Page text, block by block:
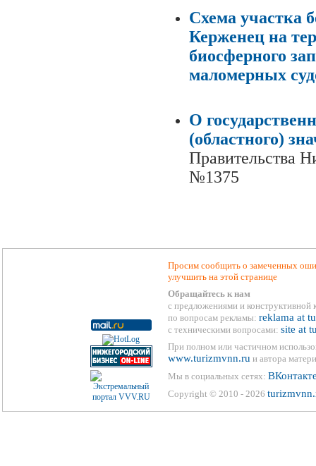
Схема участка
Керженец на
биосферного
маломерных
О
(областного)
Правительства
№1375
Просим сообщить о замеченных
улучшить на этой странице
Обращайтесь к нам
с предложениями и конструктивной
по вопросам рекламы: reklama at
с техническими вопросами: site at
При полном или частичном
www.turizmvnn.ru и автора
Мы в социальных сетях:
Copyright © 2010 - 2026